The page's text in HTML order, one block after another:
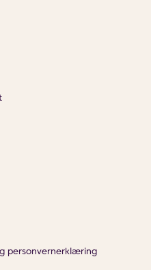
personvernerklæring